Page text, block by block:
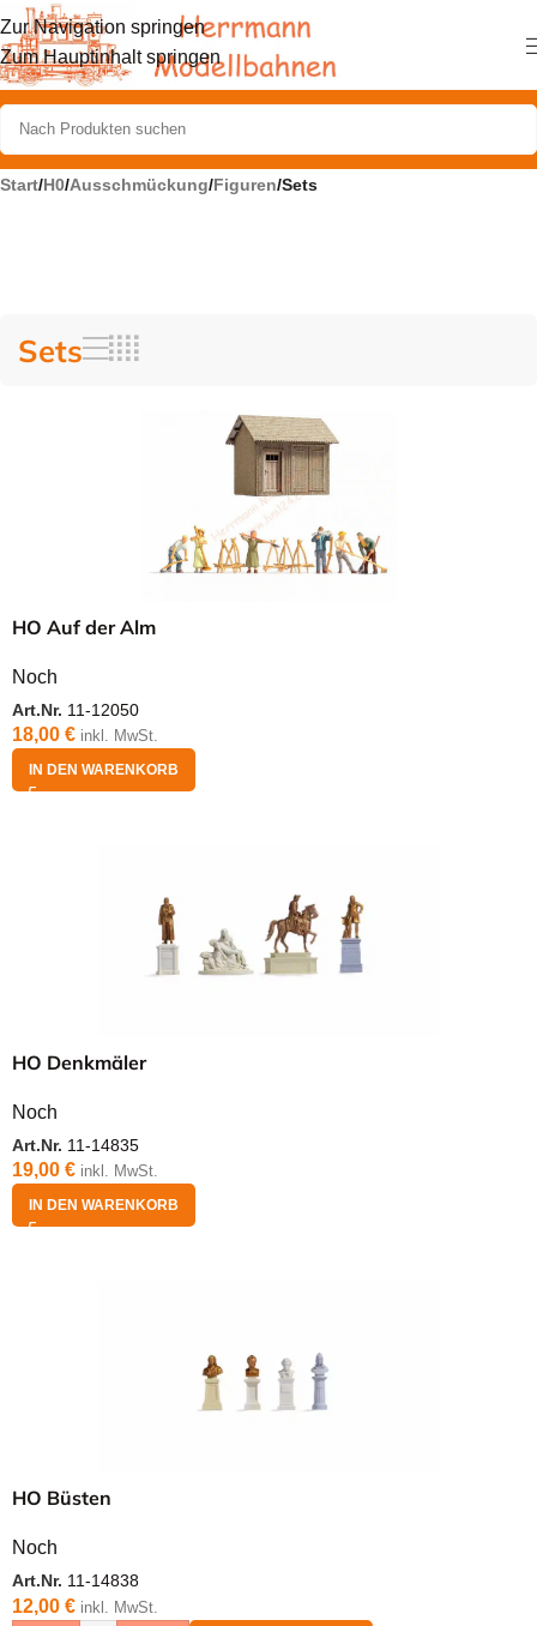
Zur Navigation springen
Zum Hauptinhalt springen
Start/H0/Ausschmückung/Figuren/Sets
Sets
HO Auf der Alm
Noch
Art.Nr. 11-12050
18,00 € inkl. MwSt.
IN DEN WARENKORB
HO Denkmäler
Noch
Art.Nr. 11-14835
19,00 € inkl. MwSt.
IN DEN WARENKORB
HO Büsten
Noch
Art.Nr. 11-14838
12,00 € inkl. MwSt.